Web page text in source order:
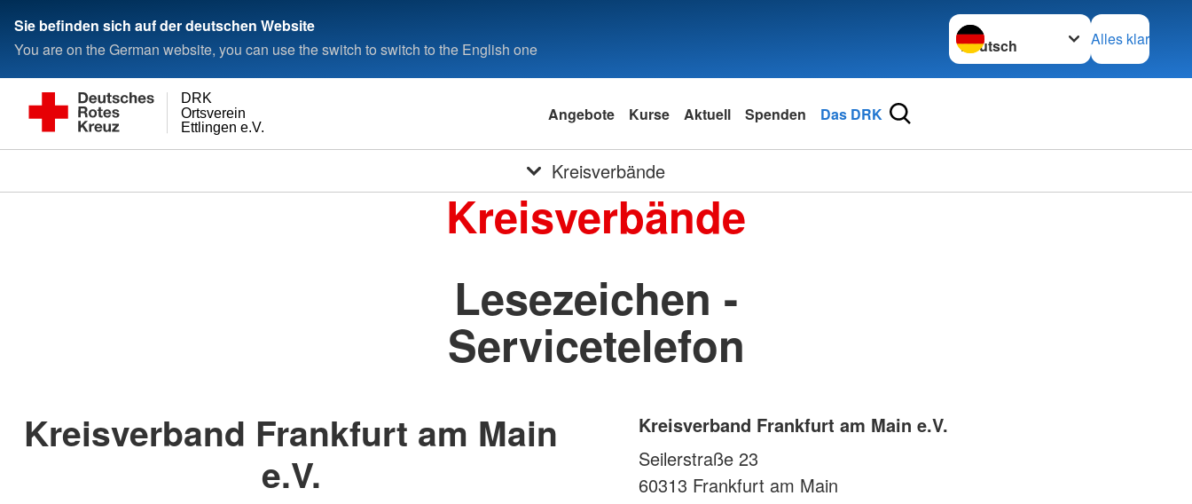
Sie befinden sich auf der deutschen Website
You are on the German website, you can use the switch to switch to the English one
Sprache wechseln zu
Alles klar
Ettlingen e.V.
Ortsverein
DRK
Angebote Kurse Aktuell Spenden Das DRK
Kreisverbände
Kreisverbände
Lesezeichen -
Servicetelefon
Kreisverband Frankfurt am Main
e.V.
Kreisverband Frankfurt am Main e.V.
Seilerstraße 23
60313 Frankfurt am Main